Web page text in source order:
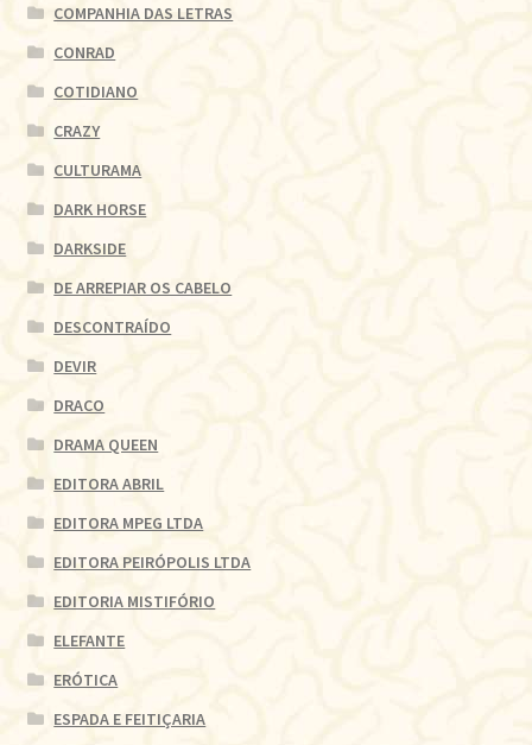
COMPANHIA DAS LETRAS
CONRAD
COTIDIANO
CRAZY
CULTURAMA
DARK HORSE
DARKSIDE
DE ARREPIAR OS CABELO
DESCONTRAÍDO
DEVIR
DRACO
DRAMA QUEEN
EDITORA ABRIL
EDITORA MPEG LTDA
EDITORA PEIRÓPOLIS LTDA
EDITORIA MISTIFÓRIO
ELEFANTE
ERÓTICA
ESPADA E FEITIÇARIA